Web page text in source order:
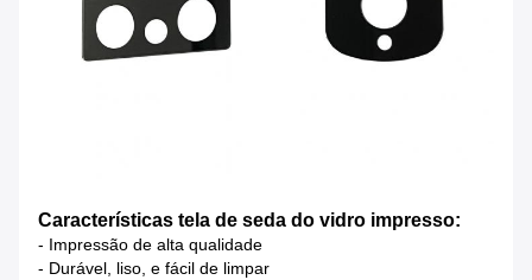
Características tela de seda do vidro impresso:
- Impressão de alta qualidade
- Durável, liso, e fácil de limpar